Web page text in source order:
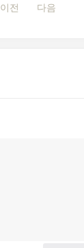
이전 다음